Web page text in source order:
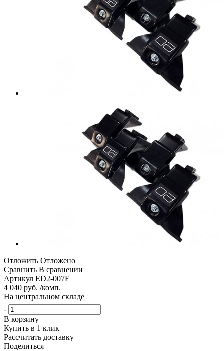
Отложить Отложено
Сравнить В сравнении
Артикул ED2-007F
4 040 руб. /комп.
На центральном складе
-
+
В корзину
Купить в 1 клик
Рассчитать доставку
Поделиться